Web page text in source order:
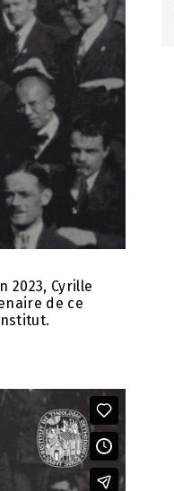
2023, Cyrille
de ce